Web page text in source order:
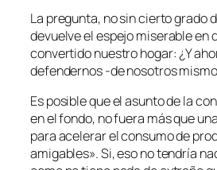
La pregunta, no sin cierto grado
devuelve el espejo miserable en
convertido nuestro hogar: ¿Y
defendernos -de nosotros
Es posible que el asunto de la
en el fondo, no fuera más que
para acelerar el consumo de
amigables». Si, eso no tendría